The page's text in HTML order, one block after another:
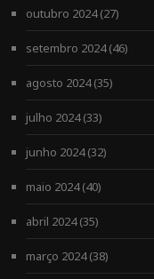
outubro 2024(27)
setembro 2024(46)
agosto 2024(35)
julho 2024(33)
junho 2024(32)
maio 2024(40)
abril 2024(35)
março 2024(38)